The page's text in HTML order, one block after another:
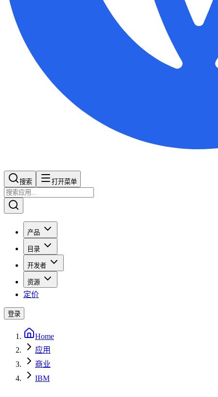
搜索​​​​ 打开菜单
产品
目录
开发者
资源
定价
登录
Home
应用
商业
IBM